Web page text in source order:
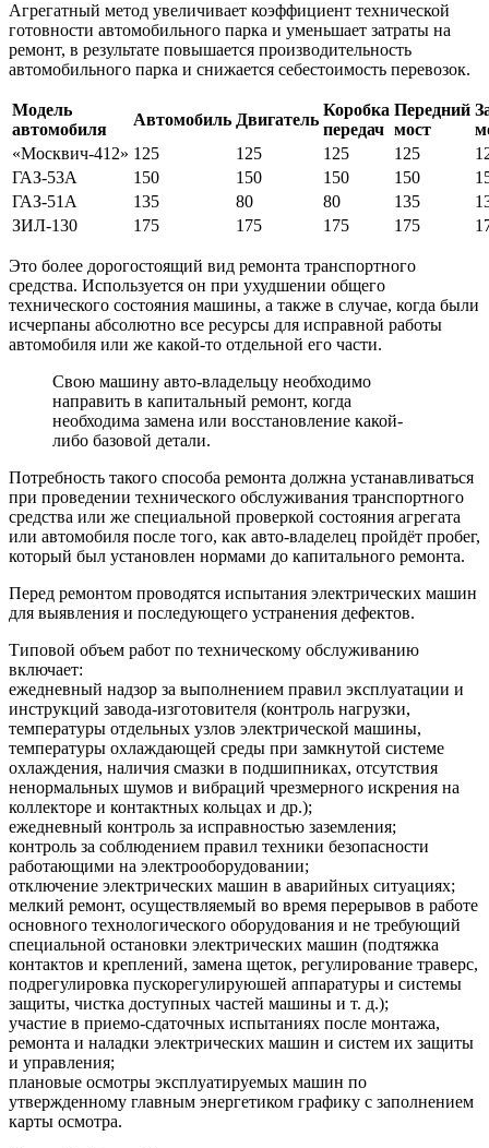
Агрегатный метод увеличивает коэффициент технической
готовности автомобильного парка и уменьшает затраты на
ремонт, в результате повышается производительность
автомобильного парка и снижается себестоимость перевозок.
Модель
автомобиля
Автомобиль Двигатель
Коробка
передач
Передний
мост
«Москвич-412» 125 125 125 125
ГАЗ-53А
150 150 150 150
ГАЗ-51А
135 80 80 135
ЗИЛ-130
175 175 175 175
Это более дорогостоящий вид ремонта транспортного
средства. Используется он при ухудшении общего
технического состояния машины, а также в случае, когда были
исчерпаны абсолютно все ресурсы для исправной работы
автомобиля или же какой-то отдельной его части.
Свою машину авто-владельцу необходимо
направить в капитальный ремонт, когда
необходима замена или восстановление какой-
либо базовой детали.
Потребность такого способа ремонта должна устанавливаться
при проведении технического обслуживания транспортного
средства или же специальной проверкой состояния агрегата
или автомобиля после того, как авто-владелец пройдёт пробег,
который был установлен нормами до капитального ремонта.
Перед ремонтом проводятся испытания электрических машин
для выявления и последующего устранения дефектов.
Типовой объем работ по техническому обслуживанию
включает:
ежедневный надзор за выполнением правил эксплуатации и
инструкций завода-изготовителя (контроль нагрузки,
температуры отдельных узлов электрической машины,
температуры охлаждающей среды при замкнутой системе
охлаждения, наличия смазки в подшипниках, отсутствия
ненормальных шумов и вибраций чрезмерного искрения на
коллекторе и контактных кольцах и др.);
ежедневный контроль за исправностью заземления;
контроль за соблюдением правил техники безопасности
работающими на электрооборудовании;
отключение электрических машин в аварийных ситуациях;
мелкий ремонт, осуществляемый во время перерывов в работе
основного технологического оборудования и не требующий
специальной остановки электрических машин (подтяжка
контактов и креплений, замена щеток, регулирование траверс,
подрегулировка пускорегулируюшей аппаратуры и системы
защиты, чистка доступных частей машины и т. д.);
участие в приемо-сдаточных испытаниях после монтажа,
ремонта и наладки электрических машин и систем их защиты
и управления;
плановые осмотры эксплуатируемых машин по
утвержденному главным энергетиком графику с заполнением
карты осмотра.